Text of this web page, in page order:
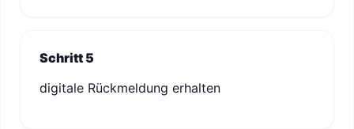
Schritt 5
digitale Rückmeldung erhalten